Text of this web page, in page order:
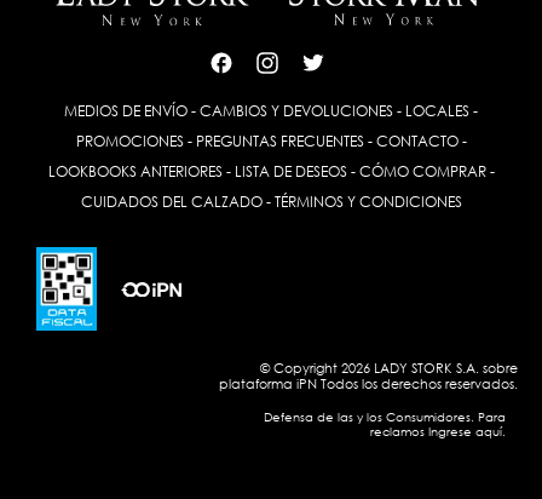
MEDIOS DE ENVÍO - CAMBIOS Y DEVOLUCIONES - LOCALES -
PROMOCIONES- PREGUNTAS FRECUENTES- CONTACTO-
LOOKBOOKS ANTERIORES- LISTA DE DESEOS- CÓMO COMPRAR-
CUIDADOS DEL CALZADO- TÉRMINOS Y CONDICIONES
© Copyright 2026 LADY STORK S.A. sobre
plataforma iPN Todos los derechos reservados.
Defensa de las y los Consumidores. Para
reclamos Ingrese aquí.